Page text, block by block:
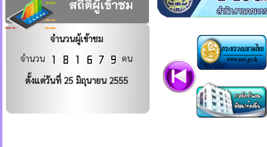
จำนวนผู้เข้าชม
จำนวน
คน
ตั้งแต่วันที่ 25 มิถุนายน 2555